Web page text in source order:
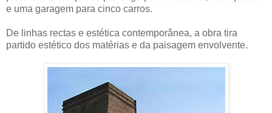
e uma garagem para cinco carros.
De linhas rectas e estética contemporânea, a obra tira
partido estético dos matérias e da paisagem envolvente.